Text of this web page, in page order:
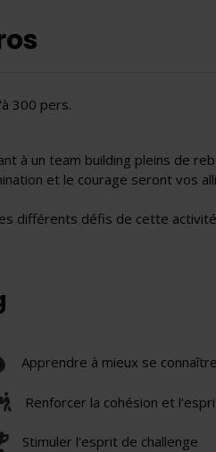
300 pers.
à un team building pleins de
et le courage seront vos
différents défis de cette
Apprendre à mieux se connaître
Renforcer la cohésion et
Stimuler l'esprit de challenge